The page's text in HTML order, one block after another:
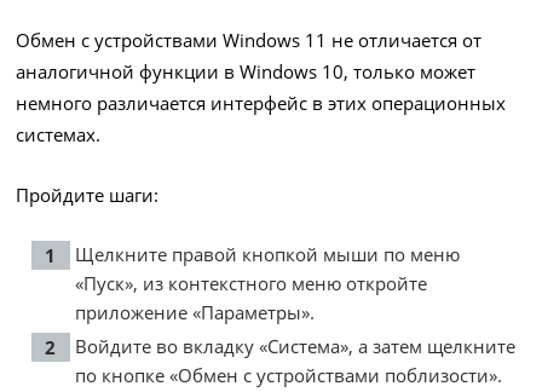
Обмен с устройствами Windows 11 не отличается от
аналогичной функции в Windows 10, только может
немного различается интерфейс в этих операционных
системах.
Пройдите шаги:
Щелкните правой кнопкой мыши по меню
«Пуск», из контекстного меню откройте
приложение «Параметры».
Войдите во вкладку «Система», а затем щелкните
по кнопке «Обмен с устройствами поблизости».